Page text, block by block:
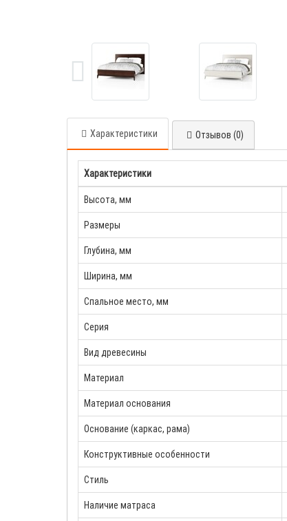
Характеристики Отзывов (0)
Характеристики
Высота, мм
Размеры
Глубина, мм
Ширина, мм
Спальное место, мм
Серия
Вид древесины
Материал
Материал основания
Основание (каркас, рама)
Конструктивные особенности
Стиль
Наличие матраса